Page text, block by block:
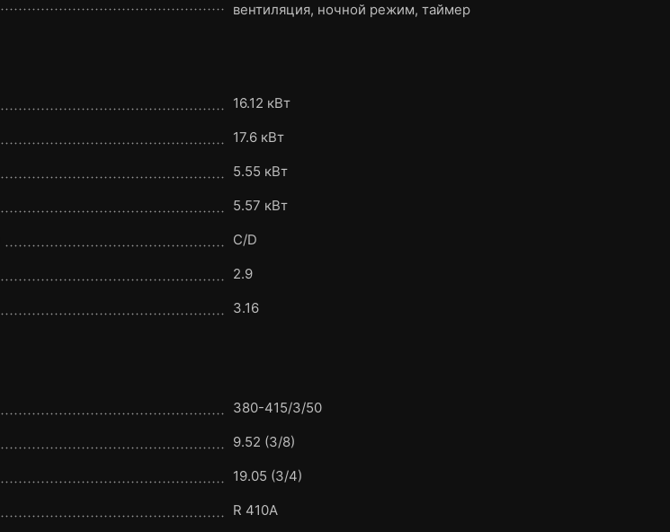
вентиляция, ночной режим, таймер
16.12 кВт
17.6 кВт
5.55 кВт
5.57 кВт
C/D
2.9
3.16
380-415/3/50
9.52 (3/8)
19.05 (3/4)
R 410A